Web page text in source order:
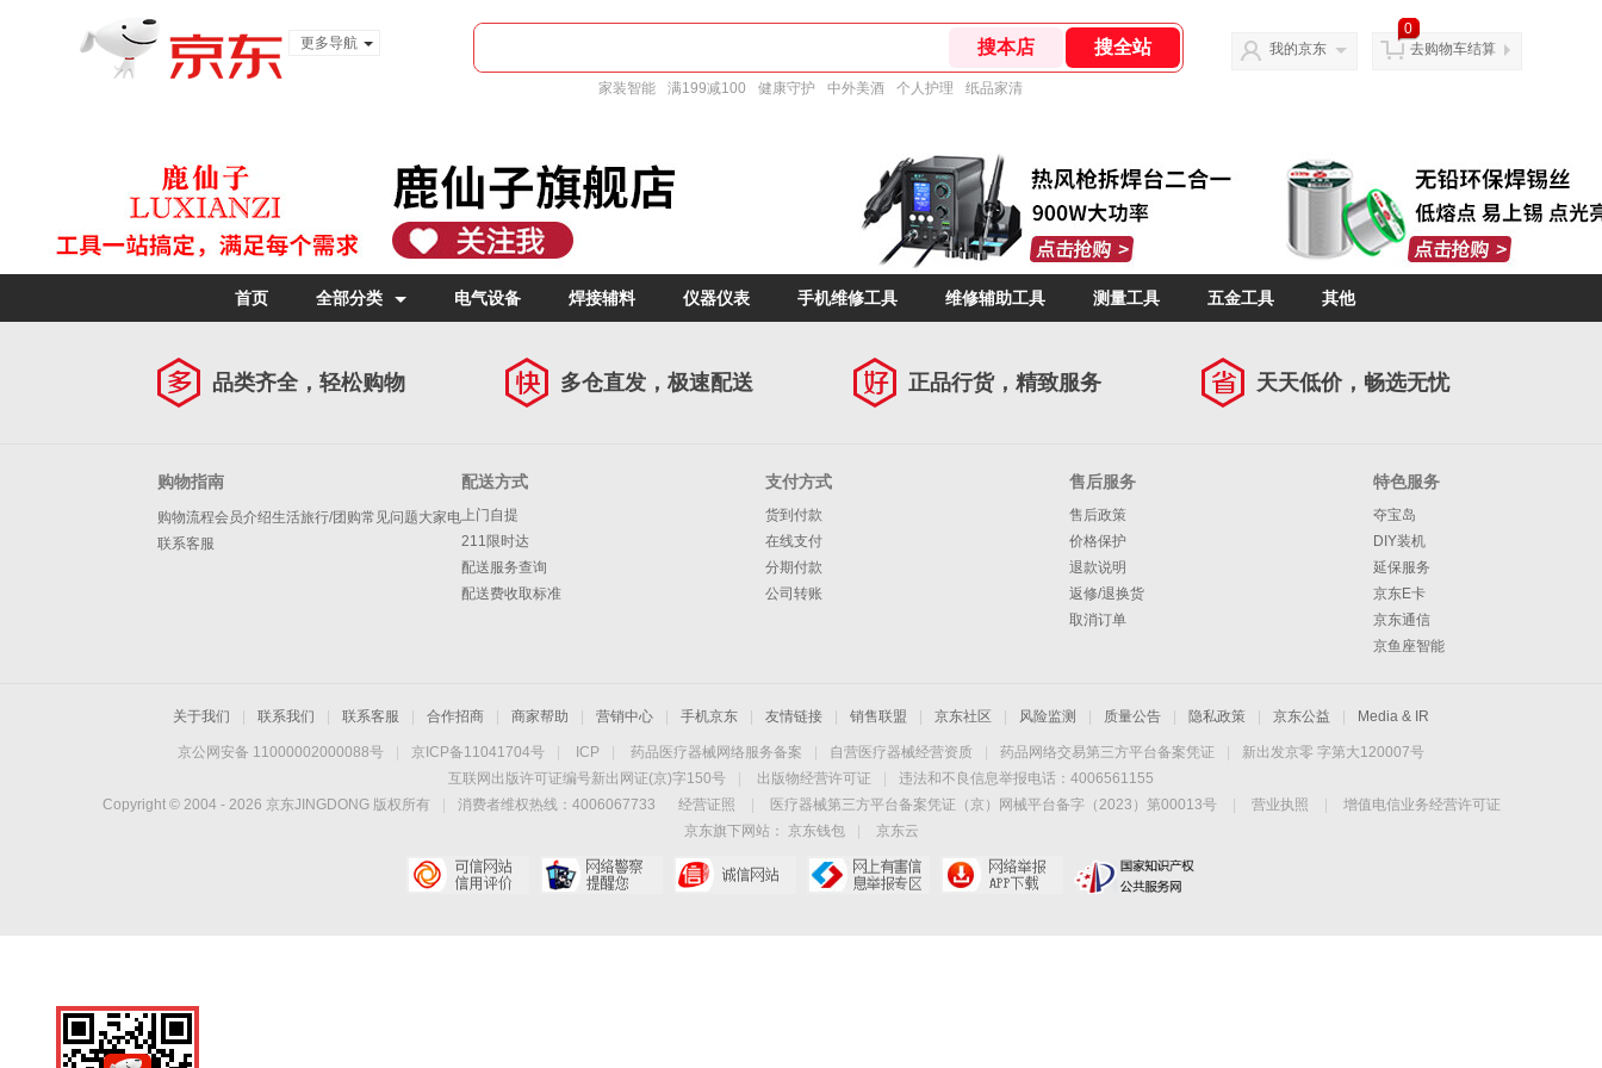
更多导航
家装智能 满199减100 健康守护 中外美酒 个人护理 纸品家清
我的京东
0
去购物车结算
首页 全部分类 电气设备 焊接辅料 仪器仪表 手机维修工具 维修辅助工具 测量工具 五金工具 其他
品类齐全，轻松购物 多仓直发，极速配送 正品行货，精致服务 天天低价，畅选无忧
购物指南
购物流程会员介绍生活旅行/团购常见问题大家电
联系客服
配送方式
上门自提
211限时达
配送服务查询
配送费收取标准
支付方式
货到付款
在线支付
分期付款
公司转账
售后服务
售后政策
价格保护
退款说明
返修/退换货
取消订单
特色服务
夺宝岛
DIY装机
延保服务
京东E卡
京东通信
京鱼座智能
关于我们 联系我们 联系客服 合作招商 商家帮助 营销中心 手机京东 友情链接 销售联盟 京东社区 风险监测 质量公告 隐私政策 京东公益 Media & IR
京公网安备 11000002000088号 京ICP备11041704号 ICP 药品医疗器械网络服务备案 自营医疗器械经营资质 药品网络交易第三方平台备案凭证
新出发京零 字第大120007号
互联网出版许可证编号新出网证(京)字150号
出版物经营许可证
违法和不良信息举报电话：4006561155
Copyright © 2004 - 2026 京东JINGDONG 版权所有 消费者维权热线：4006067733 经营证照 医疗器械第三方平台备案凭证（京）网械平台备字（2023）第00013号 营业执照
增值电信业务经营许可证
京东旗下网站：
京东钱包 京东云